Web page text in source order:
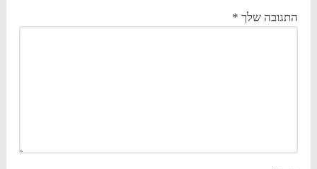
התגובה שלך *